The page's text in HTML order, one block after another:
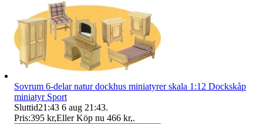
Sovrum 6-delar natur dockhus miniatyrer skala 1:12 Dockskåp
miniatyr Sport
Sluttid21:43 6 aug 21:43.
Pris:395 kr,Eller Köp nu 466 kr,.